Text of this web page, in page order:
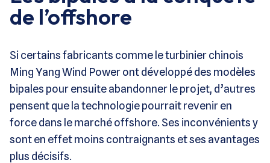
de l’offshore
Si certains fabricants comme le turbinier chinois
Ming Yang Wind Power ont développé des modèles
bipales pour ensuite abandonner le projet, d’autres
pensent que la technologie pourrait revenir en
force dans le marché offshore. Ses inconvénients y
sont en effet moins contraignants et ses avantages
plus décisifs.